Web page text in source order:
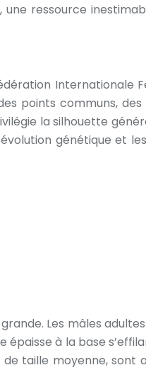
ressource
Internationale
points communs,
la silhouette
génétique et
Les mâles
à la base
taille moyenne,